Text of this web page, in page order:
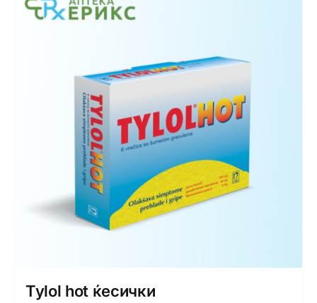
Tylol hot ќесички